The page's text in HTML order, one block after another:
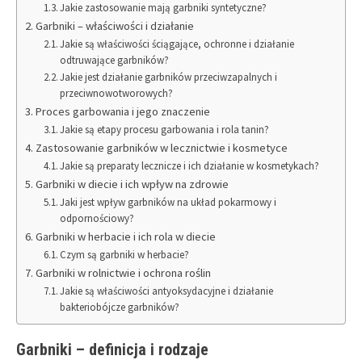
Jakie zastosowanie mają garbniki syntetyczne?
Garbniki – właściwości i działanie
Jakie są właściwości ściągające, ochronne i działanie
odtruwające garbników?
Jakie jest działanie garbników przeciwzapalnych i
przeciwnowotworowych?
Proces garbowania i jego znaczenie
Jakie są etapy procesu garbowania i rola tanin?
Zastosowanie garbników w lecznictwie i kosmetyce
Jakie są preparaty lecznicze i ich działanie w kosmetykach?
Garbniki w diecie i ich wpływ na zdrowie
Jaki jest wpływ garbników na układ pokarmowy i
odpornościowy?
Garbniki w herbacie i ich rola w diecie
Czym są garbniki w herbacie?
Garbniki w rolnictwie i ochrona roślin
Jakie są właściwości antyoksydacyjne i działanie
bakteriobójcze garbników?
Garbniki – definicja i rodzaje